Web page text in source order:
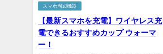
スマホ周辺機器
【最新スマホを充電】ワイヤレス充
電できるおすすめカップ ウォーマ
ー！